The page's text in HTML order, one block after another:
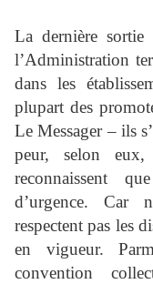
La dernière
l’Administration
dans les
plupart des
Le Messager – ils
peur, selon
reconnaissent
d’urgence. Car
respectent pas les
en vigueur.
convention